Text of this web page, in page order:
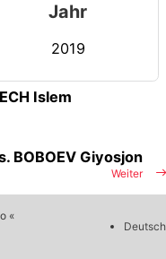
Jahr
2019
Islem
Weiter
BOBOEV Giyosjon
«
Deutsch